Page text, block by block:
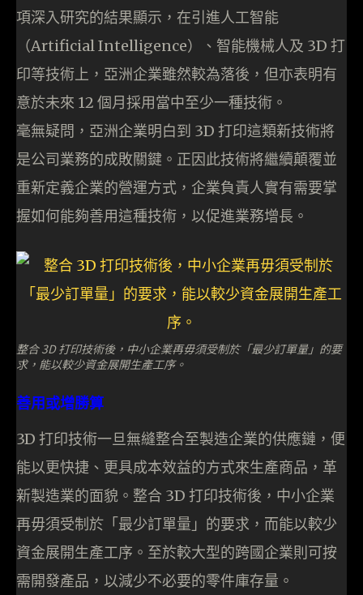
項深入研究的結果顯示，在引進人工智能
（Artificial Intelligence）、智能機械人及 3D 打
印等技術上，亞洲企業雖然較為落後，但亦表明有
意於未來 12 個月採用當中至少一種技術。
毫無疑問，亞洲企業明白到 3D 打印這類新技術將
是公司業務的成敗關鍵。正因此技術將繼續顛覆並
重新定義企業的營運方式，企業負責人實有需要掌
握如何能夠善用這種技術，以促進業務增長。
整合 3D 打印技術後，中小企業再毋須受制於「最少訂單量」的要
求，能以較少資金展開生產工序。
善用或增勝算
3D 打印技術一旦無縫整合至製造企業的供應鏈，便
能以更快捷、更具成本效益的方式來生產商品，革
新製造業的面貌。整合 3D 打印技術後，中小企業
再毋須受制於「最少訂單量」的要求，而能以較少
資金展開生產工序。至於較大型的跨國企業則可按
需開發產品，以減少不必要的零件庫存量。